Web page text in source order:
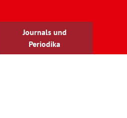
Journals und
Periodika